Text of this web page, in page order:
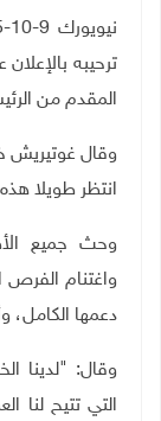
ترحيبه
المقدم من
وقال غوتيريش
انتظر طويلا
وحث جميع
واغتنام الفرص
دعمها الكامل،
وقال: "لدينا
التي تتيح لنا